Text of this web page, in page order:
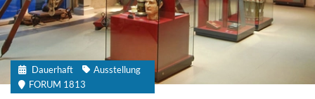
Dauerhaft
Ausstellung
FORUM 1813